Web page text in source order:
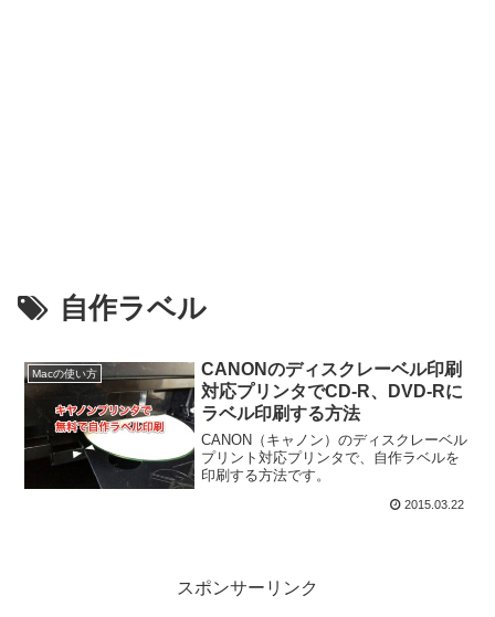
自作ラベル
Macの使い方
CANONのディスクレーベル印刷
対応プリンタでCD-R、DVD-Rに
ラベル印刷する方法
CANON（キャノン）のディスクレーベル
プリント対応プリンタで、自作ラベルを
印刷する方法です。
2015.03.22
スポンサーリンク